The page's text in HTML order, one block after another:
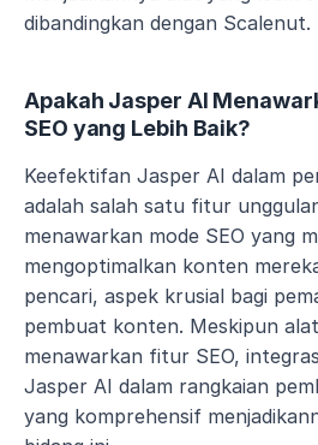
dibandingkan dengan Scalenut.
Apakah Jasper AI
SEO yang Lebih Baik?
Keefektifan Jasper AI dalam
adalah salah satu fitur
menawarkan mode SEO yang
mengoptimalkan konten
pencari, aspek krusial bagi
pembuat konten. Meskipun
menawarkan fitur SEO,
Jasper AI dalam rangkaian
yang komprehensif